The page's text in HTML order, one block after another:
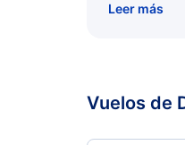
Leer más
Vuelos de